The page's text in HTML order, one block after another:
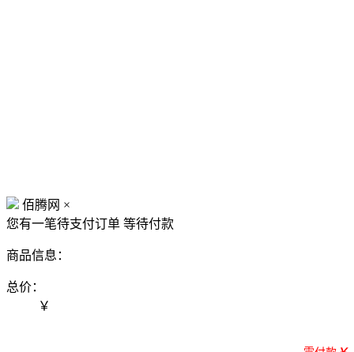
佰腾网 ×
您有一笔待支付订单 等待付款
商品信息：
总价：
￥